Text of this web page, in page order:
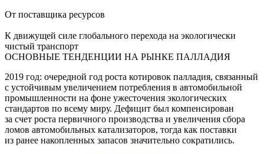
От поставщика ресурсов
К движущей силе глобального перехода на экологически
чистый транспорт
ОСНОВНЫЕ ТЕНДЕНЦИИ НА РЫНКЕ ПАЛЛАДИЯ
2019 год: очередной год роста котировок палладия, связанный
с устойчивым увеличением потребления в автомобильной
промышленности на фоне ужесточения экологических
стандартов по всему миру. Дефицит был компенсирован
за счет роста первичного производства и увеличения сбора
ломов автомобильных катализаторов, тогда как поставки
из ранее накопленных запасов значительно сократились.